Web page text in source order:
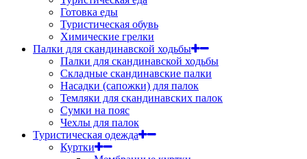
Готовка еды
Туристическая обувь
Химические грелки
Палки для скандинавской ходьбы
Палки для скандинавской ходьбы
Складные скандинавские палки
Насадки (сапожки) для палок
Темляки для скандинавских палок
Сумки на пояс
Чехлы для палок
Туристическая одежда
Куртки